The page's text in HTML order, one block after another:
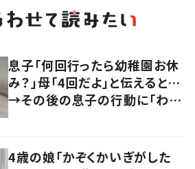
息子「何回行ったら幼稚園お休
み？」母「4回だよ」と伝えると…
→その後の息子の行動に「わか
4歳の娘「かぞくかいぎがした